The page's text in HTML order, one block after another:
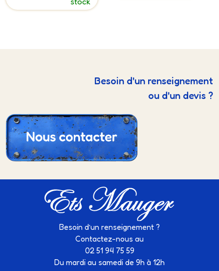
Besoin d'un renseignement
ou d'un devis ?
Besoin d’un renseignement ?
Contactez-nous au
02 51 94 75 59
Du mardi au samedi de 9h à 12h